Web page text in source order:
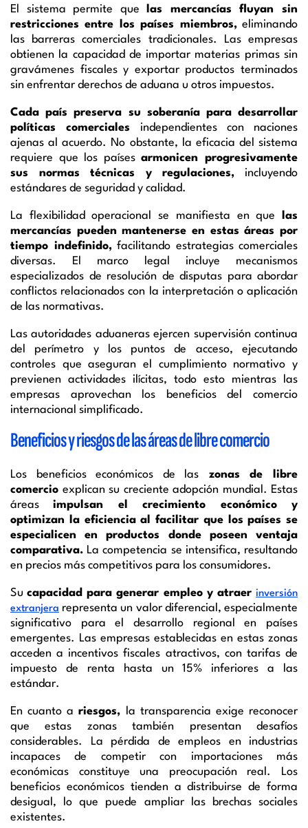
El sistema permite que
las mercancías fluyan sin
restricciones entre los países miembros, eliminando
las barreras comerciales tradicionales. Las empresas
obtienen la capacidad de importar materias primas sin
gravámenes fiscales y exportar productos terminados
sin enfrentar derechos de aduana u otros impuestos.
Cada país preserva su soberanía para desarrollar
políticas comerciales independientes con naciones
ajenas al acuerdo. No obstante, la eficacia del sistema
requiere que los paísesarmonicen progresivamente
sus normas técnicas y regulaciones, incluyendo
estándares de seguridad y calidad.
La flexibilidad operacional se manifiesta en que
las
mercancías pueden mantenerse en estas áreas por
tiempo indefinido, facilitando estrategias comerciales
diversas. El marco legal incluye mecanismos
especializados de resolución de disputas para abordar
conflictos relacionados con la interpretación o aplicación
de las normativas.
Las autoridades aduaneras ejercen supervisión continua
del perímetro y los puntos de acceso, ejecutando
controles que aseguran el cumplimiento normativo y
previenen actividades ilícitas, todo esto mientras las
empresas aprovechan los beneficios del comercio
internacional simplificado.
Beneficios y riesgos de las áreas de libre comercio
Los beneficios económicos de las zonas de libre
comercio explican su creciente adopción mundial. Estas
áreasimpulsan el crecimiento económico y
optimizan la eficiencia al facilitar que los países se
especialicen en productos donde poseen ventaja
comparativa. La competencia se intensifica, resultando
en precios más competitivos para los consumidores.
Sucapacidad para generar empleo y atraerinversión
extranjera representa un valor diferencial, especialmente
significativo para el desarrollo regional en países
emergentes. Las empresas establecidas en estas zonas
acceden a incentivos fiscales atractivos, con tarifas de
impuesto de renta hasta un 15% inferiores a las
estándar.
En cuanto ariesgos, la transparencia exige reconocer
que estas zonas también presentan desafíos
considerables. La pérdida de empleos en industrias
incapaces de competir con importaciones más
económicas constituye una preocupación real. Los
beneficios económicos tienden a distribuirse de forma
desigual, lo que puede ampliar las brechas sociales
existentes.